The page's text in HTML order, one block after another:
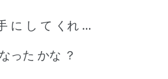
に し て くれ …
った かな ？